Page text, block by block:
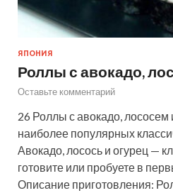
ЯПОНИЯ
Роллы с авокадо,
Оставьте комментарий
26 Роллы с авокадо, лососем
наиболее популярных
Авокадо, лосось и огурец —
готовите или пробуете в
Описание приготовления: